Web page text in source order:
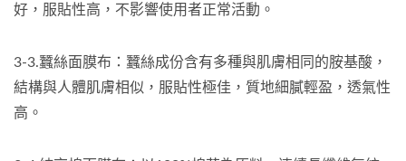
好，服貼性高，不影響使用者正常活動。
3-3.蠶絲面膜布：蠶絲成份含有多種與肌膚相同的胺基酸，
結構與人體肌膚相似，服貼性極佳，質地細膩輕盈，透氣性
高。